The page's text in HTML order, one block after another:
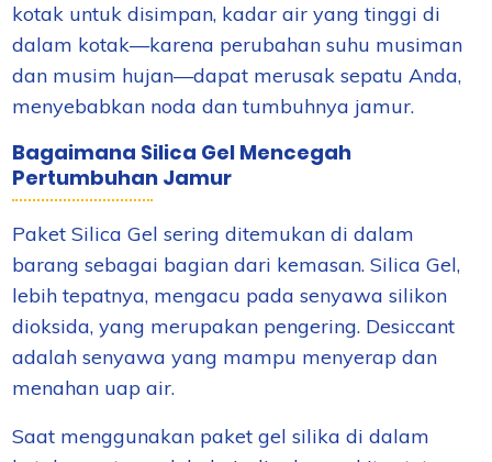
kotak untuk disimpan, kadar air yang tinggi di
dalam kotak—karena perubahan suhu musiman
dan musim hujan—dapat merusak sepatu Anda,
menyebabkan noda dan tumbuhnya jamur.
Bagaimana Silica Gel Mencegah
Pertumbuhan Jamur
Paket Silica Gel sering ditemukan di dalam
barang sebagai bagian dari kemasan. Silica Gel,
lebih tepatnya, mengacu pada senyawa silikon
dioksida, yang merupakan pengering. Desiccant
adalah senyawa yang mampu menyerap dan
menahan uap air.
Saat menggunakan paket gel silika di dalam